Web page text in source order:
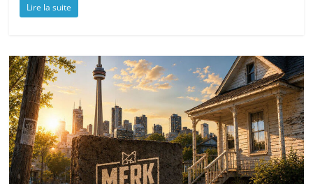
Lire la suite